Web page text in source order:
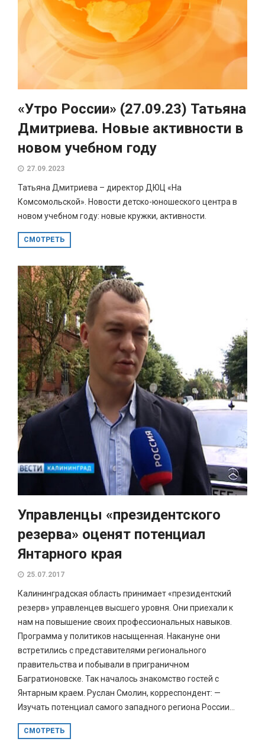
«Утро России» (27.09.23) Татьяна
Дмитриева. Новые активности в
новом учебном году
27.09.2023
Татьяна Дмитриева – директор ДЮЦ «На
Комсомольской». Новости детско-юношеского центра в
новом учебном году: новые кружки, активности.
СМОТРЕТЬ
Управленцы «президентского
резерва» оценят потенциал
Янтарного края
25.07.2017
Калининградская область принимает «президентский
резерв» управленцев высшего уровня. Они приехали к
нам на повышение своих профессиональных навыков.
Программа у политиков насыщенная. Накануне они
встретились с представителями регионального
правительства и побывали в приграничном
Багратионовске. Так началось знакомство гостей с
Янтарным краем. Руслан Смолин, корреспондент: —
Изучать потенциал самого западного региона России...
СМОТРЕТЬ